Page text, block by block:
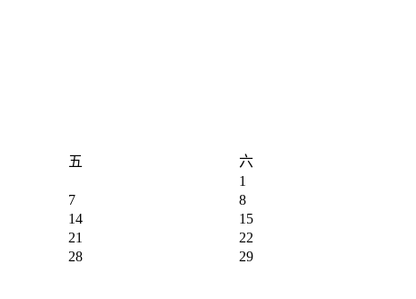
五
六
1
7
8
14
15
21
22
28
29